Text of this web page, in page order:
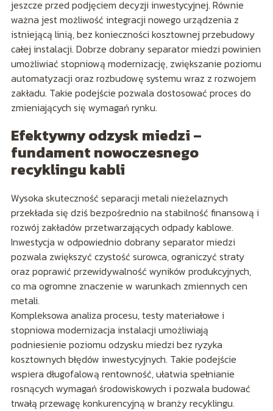
jeszcze przed podjęciem decyzji inwestycyjnej. Równie
ważna jest możliwość integracji nowego urządzenia z
istniejącą linią, bez konieczności kosztownej przebudowy
całej instalacji. Dobrze dobrany separator miedzi powinien
umożliwiać stopniową modernizację, zwiększanie poziomu
automatyzacji oraz rozbudowę systemu wraz z rozwojem
zakładu. Takie podejście pozwala dostosować proces do
zmieniających się wymagań rynku.
Efektywny odzysk miedzi –
fundament nowoczesnego
recyklingu kabli
Wysoka skuteczność separacji metali nieżelaznych
przekłada się dziś bezpośrednio na stabilność finansową i
rozwój zakładów przetwarzających odpady kablowe.
Inwestycja w odpowiednio dobrany separator miedzi
pozwala zwiększyć czystość surowca, ograniczyć straty
oraz poprawić przewidywalność wyników produkcyjnych,
co ma ogromne znaczenie w warunkach zmiennych cen
metali.
Kompleksowa analiza procesu, testy materiałowe i
stopniowa modernizacja instalacji umożliwiają
podniesienie poziomu odzysku miedzi bez ryzyka
kosztownych błędów inwestycyjnych. Takie podejście
wspiera długofalową rentowność, ułatwia spełnianie
rosnących wymagań środowiskowych i pozwala budować
trwałą przewagę konkurencyjną w branży recyklingu.